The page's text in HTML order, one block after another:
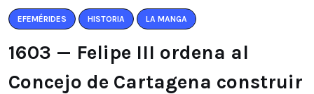
EFEMÉRIDES HISTORIA LA MANGA
1603 — Felipe III ordena al
Concejo de Cartagena construir